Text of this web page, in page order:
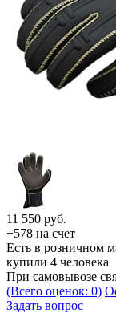
11 550 руб.
+578 на счет
Есть в розничном
купили 4 человека
При самовывозе
(Всего оценок: 0)
Задать вопрос